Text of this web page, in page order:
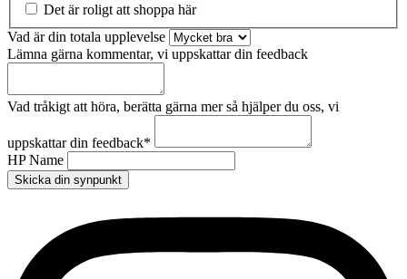
Det är roligt att shoppa här
Vad är din totala upplevelse
Lämna gärna kommentar, vi uppskattar din feedback
Vad tråkigt att höra, berätta gärna mer så hjälper du oss, vi
uppskattar din feedback*
HP Name
Skicka din synpunkt